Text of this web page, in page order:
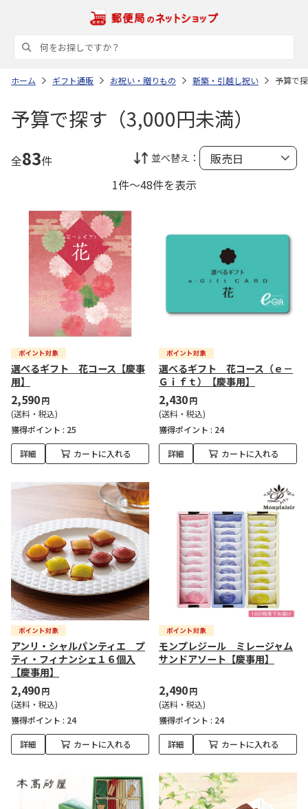
ホーム ギフト通販 お祝い・贈りもの 新築・引越し祝い 予算で
予算で探す（3,000円未満）
全83件 並べ替え：
1件～48件を表示
選べるギフト 花コース【慶事
用】
2,590円
(送料・税込)
獲得ポイント : 25
詳細 カートに入れる
選べるギフト 花コース（ｅ－
Ｇｉｆｔ）【慶事用】
2,430円
(送料・税込)
獲得ポイント : 24
詳細 カートに入れる
アンリ・シャルパンティエ プ
ティ・フィナンシェ１６個入
【慶事用】
2,490円
(送料・税込)
獲得ポイント : 24
詳細 カートに入れる
モンプレジール ミレージャム
サンドアソート【慶事用】
2,490円
(送料・税込)
獲得ポイント : 24
詳細 カートに入れる